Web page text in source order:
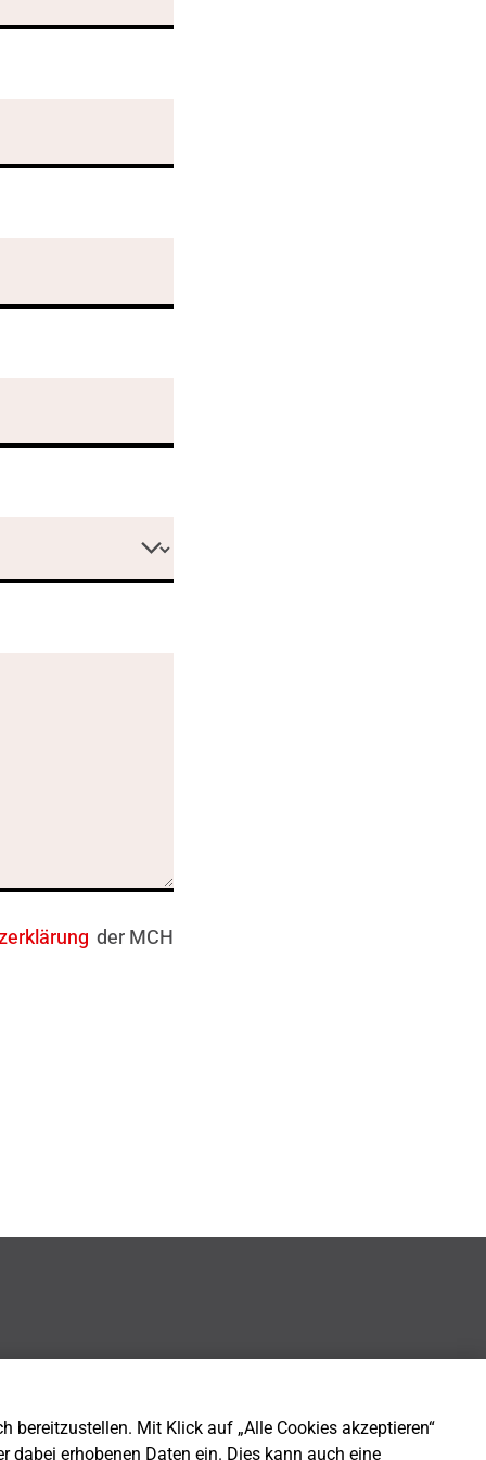
der MCH
bereitzustellen. Mit Klick auf „Alle Cookies akzeptieren“
erhobenen Daten ein. Dies kann auch eine